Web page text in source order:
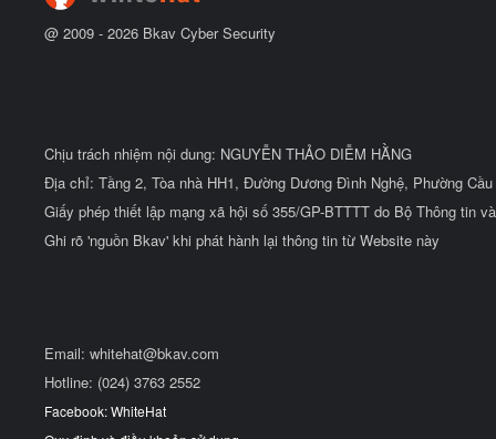
@ 2009 - 2026 Bkav Cyber Security
Chịu trách nhiệm nội dung: NGUYỄN THẢO DIỄM HẰNG
Địa chỉ: Tầng 2, Tòa nhà HH1, Đường Dương Đình Nghệ, Phường
Giấy phép thiết lập mạng xã hội số 355/GP-BTTTT do Bộ Thông tin
Ghi rõ 'nguồn Bkav' khi phát hành lại thông tin từ Website này
Email: whitehat@bkav.com
Hotline: (024) 3763 2552
Facebook: WhiteHat